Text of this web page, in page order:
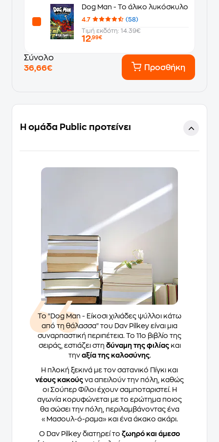
Dog Man - Το άλικο λυκόσκυλο
4.7
(58)
Τιμή εκδότη: 14.39€
12,99€
Σύνολο
36,66€
Προσθήκη
Η ομάδα Public προτείνει
Το "Dog Man - Είκοσι χιλιάδες ψύλλοι κάτω
από τη θάλασσα" του Dav Pilkey είναι μια
συναρπαστική περιπέτεια. Το 11ο βιβλίο της
σειράς, εστιάζει στη δύναμη της φιλίαςκαι
την αξία της καλοσύνης.
Η πλοκή ξεκινά με τον σατανικό Πίγκι και
νέους κακούς να απειλούν την πόλη, καθώς
οι Σούπερ Φίλοι έχουν σαμποταριστεί. Η
αγωνία κορυφώνεται με το ερώτημα ποιος
θα σώσει την πόλη, περιλαμβάνοντας ένα
«Μασουλ-ό-ραμα» και ένα άκακο ακάρι.
Ο Dav Pilkey διατηρεί το ζωηρό και άμεσο